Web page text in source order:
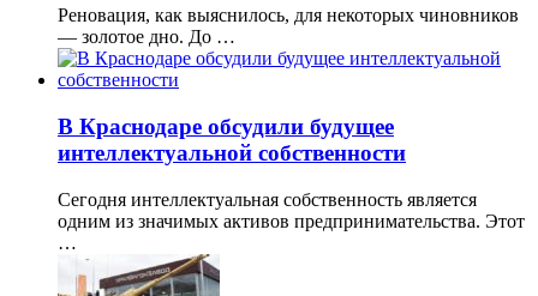
Реновация, как выяснилось, для некоторых чиновников
— золотое дно. До …
В Краснодаре обсудили будущее
интеллектуальной собственности
Сегодня интеллектуальная собственность является
одним из значимых активов предпринимательства. Этот
…